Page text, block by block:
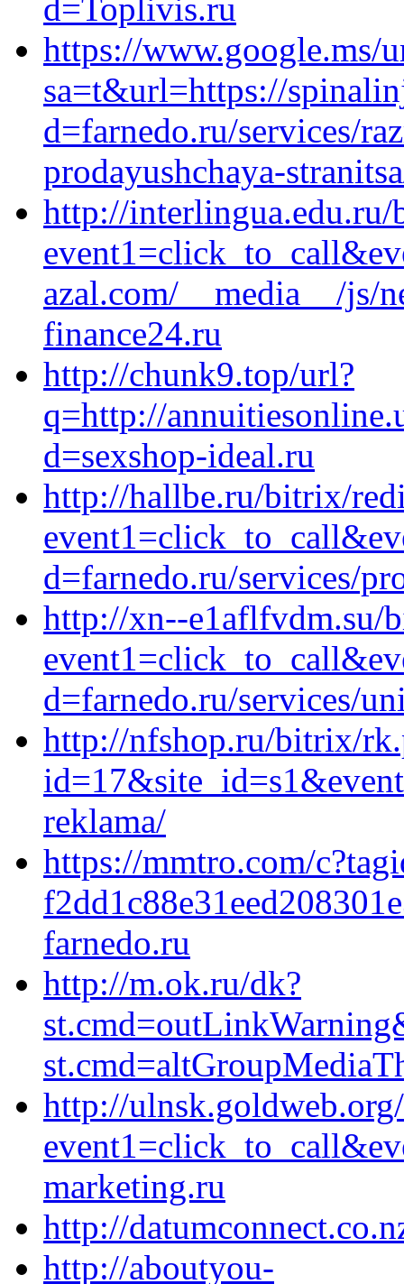
d=Toplivis.ru
https://www.google.ms/
sa=t&url=https://
d=farnedo.ru/services/
prodayushchaya-
http://
azal.com/__media__/js/
finance24.ru
http://chunk9.top/url?
q=http://
d=sexshop-ideal.ru
http://hallbe.ru/bitrix/
d=farnedo.ru/services/
http://xn--e1aflfvdm.su/
d=farnedo.ru/services/
http://nfshop.ru/bitrix/
reklama/
https://mmtro.com/
farnedo.ru
http://m.ok.ru/dk?
http://
marketing.ru
http://
http://aboutyou-